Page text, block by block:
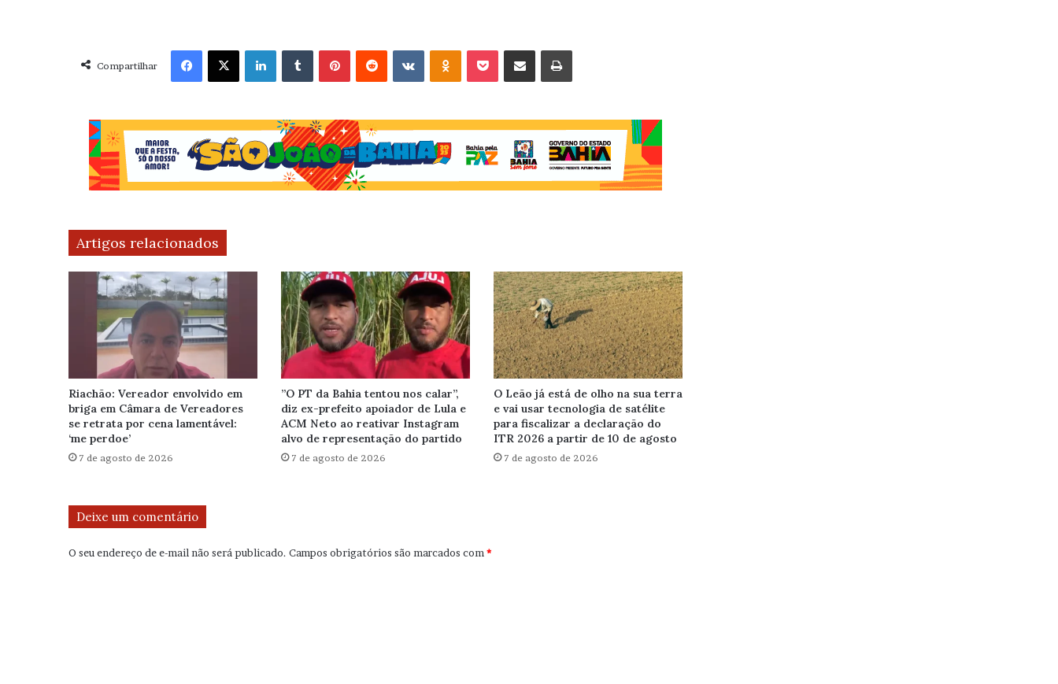
Compartilhar
Facebook X Linkedin VK OK
Artigos relacionados
Riachão: Vereador envolvido em
briga em Câmara de Vereadores
se retrata por cena lamentável:
‘me perdoe’
7 de agosto de 2026
”O PT da Bahia tentou nos calar”,
diz ex-prefeito apoiador de Lula e
ACM Neto ao reativar Instagram
alvo de representação do partido
7 de agosto de 2026
O Leão já está de olho na sua terra
e vai usar tecnologia de satélite
para fiscalizar a declaração do
ITR 2026 a partir de 10 de agosto
7 de agosto de 2026
Deixe um comentário
O seu endereço de e-mail não será publicado. Campos obrigatórios são marcados com *